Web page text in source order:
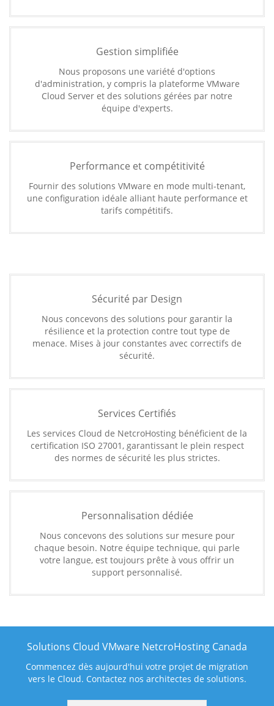
Gestion simplifiée
Nous proposons une variété d'options
d'administration, y compris la plateforme VMware
Cloud Server et des solutions gérées par notre
équipe d'experts.
Performance et compétitivité
Fournir des solutions VMware en mode multi-tenant,
une configuration idéale alliant haute performance et
tarifs compétitifs.
Sécurité par Design
Nous concevons des solutions pour garantir la
résilience et la protection contre tout type de
menace. Mises à jour constantes avec correctifs de
sécurité.
Services Certifiés
Les services Cloud de NetcroHosting bénéficient de la
certification ISO 27001, garantissant le plein respect
des normes de sécurité les plus strictes.
Personnalisation dédiée
Nous concevons des solutions sur mesure pour
chaque besoin. Notre équipe technique, qui parle
votre langue, est toujours prête à vous offrir un
support personnalisé.
Solutions Cloud VMware NetcroHosting Canada
Commencez dès aujourd'hui votre projet de migration
vers le Cloud. Contactez nos architectes de solutions.